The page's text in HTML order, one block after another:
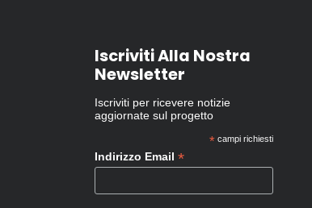
Iscriviti Alla Nostra
Newsletter
Iscriviti per ricevere notizie
aggiornate sul progetto
*campi richiesti
Indirizzo Email *